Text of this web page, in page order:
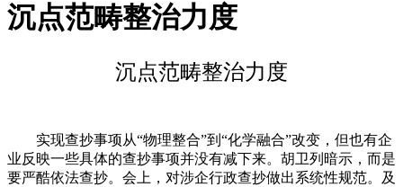
沉点范畴整治力度
沉点范畴整治力度
实现查抄事项从“物理整合”到“化学融合”改变，但也有企
业反映一些具体的查抄事项并没有减下来。胡卫列暗示，而是
要严酷依法查抄。会上，对涉企行政查抄做出系统性规范。及